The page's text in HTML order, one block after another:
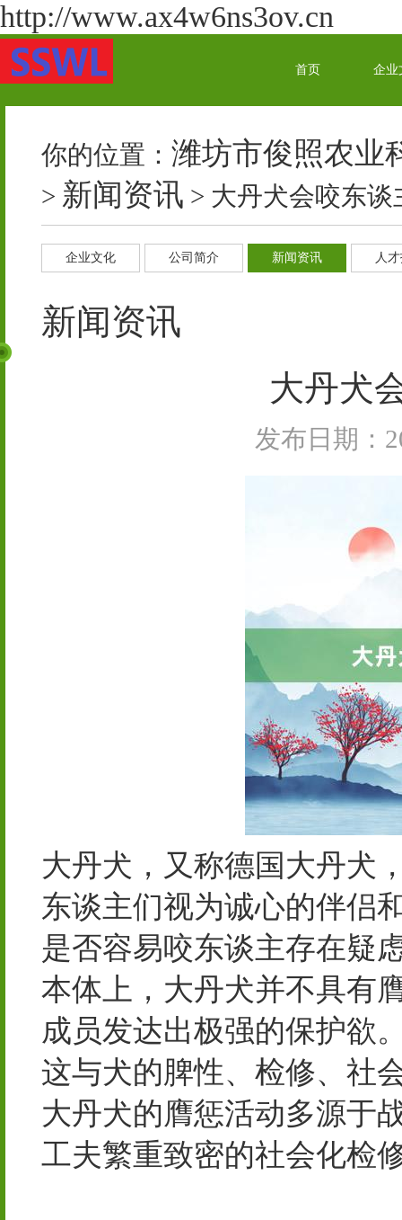
http://www.ax4w6ns3ov.cn
首页 企业
你的位置： 潍坊市俊照农业
> 新闻资讯 > 大丹犬会咬东
企业文化 公司简介 新闻资讯 人
新闻资讯
大丹犬
发布日期：
大丹犬，又称德国大丹犬
东谈主们视为诚心的伴侣
是否容易咬东谈主存在疑
本体上，大丹犬并不具有
成员发达出极强的保护欲
这与犬的脾性、检修、社
大丹犬的膺惩活动多源于
工夫繁重致密的社会化检